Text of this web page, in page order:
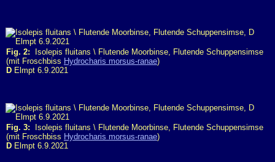
Fig. 2: Isolepis fluitans \ Flutende Moorbinse, Flutende Schuppensimse
(mit Froschbiss Hydrocharis morsus-ranae)
D Elmpt 6.9.2021
Fig. 3: Isolepis fluitans \ Flutende Moorbinse, Flutende Schuppensimse
(mit Froschbiss Hydrocharis morsus-ranae)
D Elmpt 6.9.2021